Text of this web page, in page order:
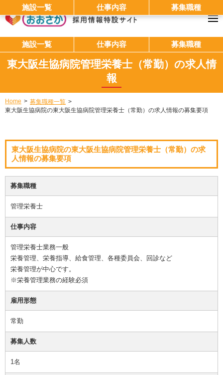
施設一覧 仕事内容 募集職種
東大阪生協病院管理栄養士（常勤）の求人情
報
Home
募集職種一覧
東大阪生協病院の東大阪生協病院管理栄養士（常勤）の求人情報の募集要項
東大阪生協病院の東大阪生協病院管理栄養士（常勤）の求
人情報の募集要項
募集職種
管理栄養士
仕事内容
管理栄養士業務一般
栄養管理、栄養指導、給食管理、各種委員会、回診など
栄養管理が中心です。
※栄養管理業務の経験必須
雇用形態
常勤
募集人数
1名
施設一覧 仕事内容 募集職種